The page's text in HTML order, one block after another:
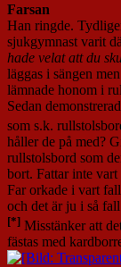
Farsan
Han ringde.
sjukgymnast varit
hade velat att du
läggas i sängen
lämnade honom i
Sedan
som s.k.
håller de på med?
rullstolsbord som
bort. Fattar inte
Far orkade i vart
och det är ju i så
[*] Misstänker att
fästas med